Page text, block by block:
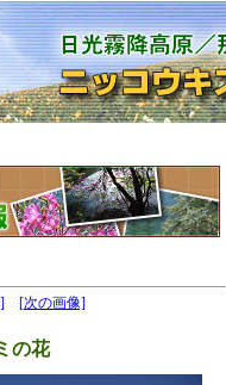
[次の画像]
の花